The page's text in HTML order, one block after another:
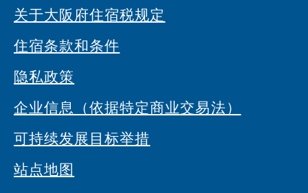
关于大阪府住宿税规定
住宿条款和条件
隐私政策
企业信息（依据特定商业交易法）
可持续发展目标举措
站点地图